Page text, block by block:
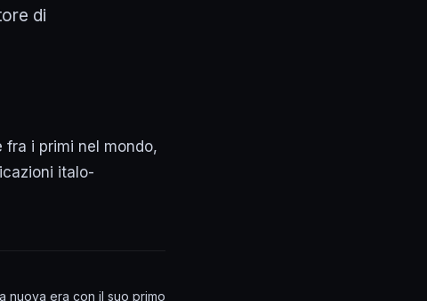
di
fra i primi nel mondo,
italo-
nuova era con il suo primo